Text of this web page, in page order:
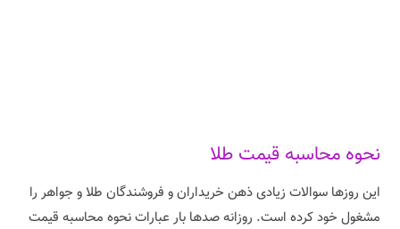
نحوه محاسبه قیمت طلا
این روزها سوالات زیادی ذهن خریداران و فروشندگان طلا و جواهر را
مشغول خود کرده است. روزانه صدها بار عبارات نحوه محاسبه قیمت